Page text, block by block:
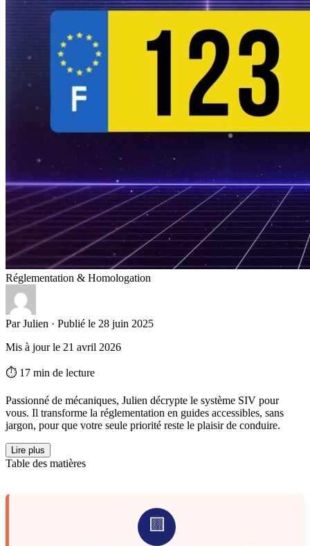
Réglementation & Homologation
Par Julien · Publié le 28 juin 2025
Mis à jour le 21 avril 2026
⏱️ 17 min de lecture
Passionné de mécaniques, Julien décrypte le système SIV pour
vous. Il transforme la réglementation en guides accessibles, sans
jargon, pour que votre seule priorité reste le plaisir de conduire.
Lire plus
Table des matières
🟨